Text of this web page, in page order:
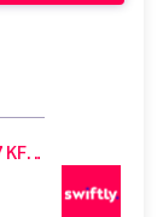
201 Cabra Road, Cabra East, Dublin 7, D07 KF82, Ireland